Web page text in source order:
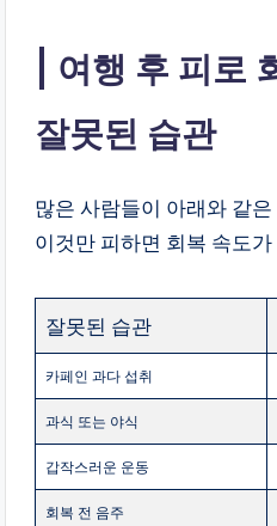
여행 후 피로
잘못된 습관
많은 사람들이 아래와 같
이것만 피하면 회복 속도
잘못된 습관
카페인 과다 섭취
과식 또는 야식
갑작스러운 운동
회복 전 음주